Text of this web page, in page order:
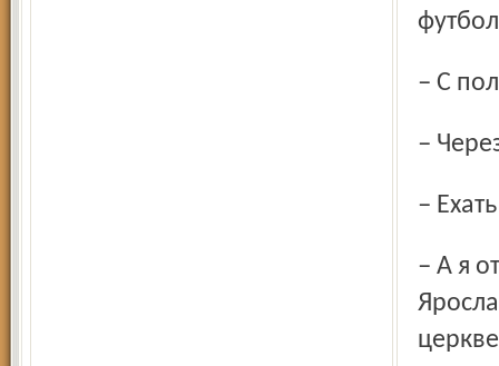
– С
–
–
– А я отвечал: разве у нас в Болгарии нет криминала?